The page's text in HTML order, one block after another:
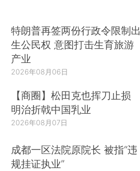
特朗普再签两份行政令限制出
生公民权 意图打击生育旅游
产业
2026年08月06日
【商圈】松田克也挥刀止损
明治折戟中国乳业
2026年08月07日
成都一区法院原院长 被指“违
规挂证执业”